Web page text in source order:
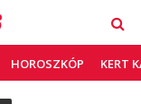
HOROSZKÓP KERT